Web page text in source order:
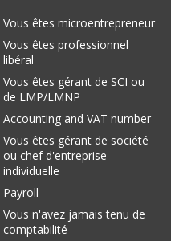
Vous êtes microentrepreneur
Vous êtes professionnel
libéral
Vous êtes gérant de SCI ou
de LMP/LMNP
Accounting and VAT number
Vous êtes gérant de société
ou chef d'entreprise
individuelle
Payroll
Vous n'avez jamais tenu de
comptabilité